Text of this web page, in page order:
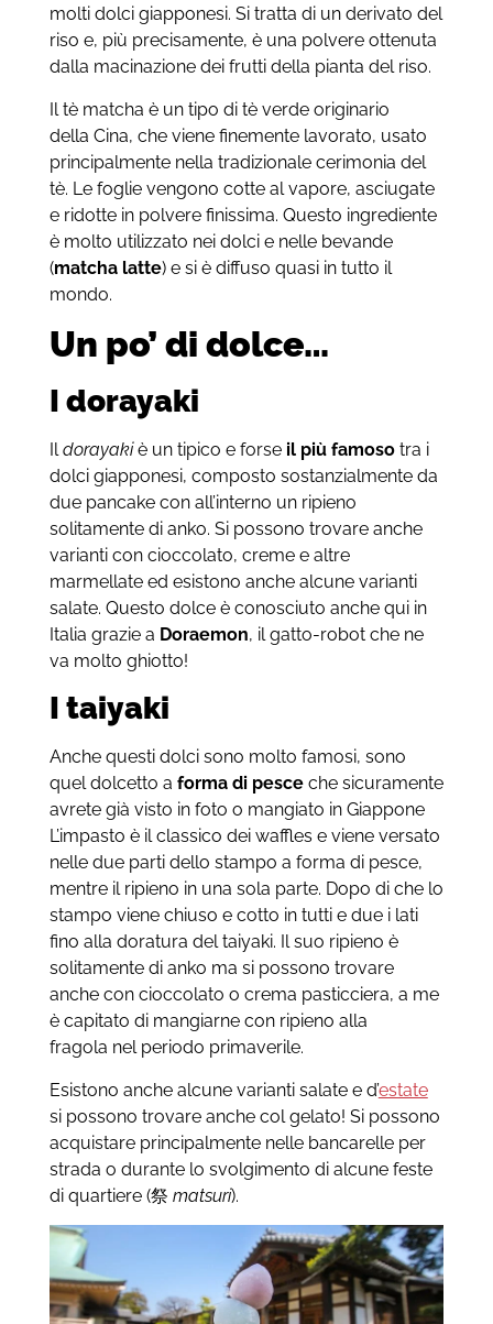
molti dolci giapponesi. Si tratta di un derivato del
riso e, più precisamente, è una polvere ottenuta
dalla macinazione dei frutti della pianta del riso.
Il tè matcha è un tipo di tè verde originario
della Cina, che viene finemente lavorato, usato
principalmente nella tradizionale cerimonia del
tè. Le foglie vengono cotte al vapore, asciugate
e ridotte in polvere finissima. Questo ingrediente
è molto utilizzato nei dolci e nelle bevande
(matcha latte) e si è diffuso quasi in tutto il
mondo.
Un po’ di dolce…
I dorayaki
Ildorayakiè un tipico e forse il più famosotra i
dolci giapponesi, composto sostanzialmente da
due pancake con all’interno un ripieno
solitamente di anko. Si possono trovare anche
varianti con cioccolato, creme e altre
marmellate ed esistono anche alcune varianti
salate. Questo dolce è conosciuto anche qui in
Italia grazie a Doraemon, il gatto-robot che ne
va molto ghiotto!
I taiyaki
Anche questi dolci sono molto famosi, sono
quel dolcetto a forma di pesceche sicuramente
avrete già visto in foto o mangiato in Giappone
L’impasto è il classico dei waffles e viene versato
nelle due parti dello stampo a forma di pesce,
mentre il ripieno in una sola parte. Dopo di che lo
stampo viene chiuso e cotto in tutti e due i lati
fino alla doratura del taiyaki. Il suo ripieno è
solitamente di anko ma si possono trovare
anche con cioccolato o crema pasticciera, a me
è capitato di mangiarne con ripieno alla
fragola nel periodo primaverile.
Esistono anche alcune varianti salate e d’estate
si possono trovare anche col gelato! Si possono
acquistare principalmente nelle bancarelle per
strada o durante lo svolgimento di alcune feste
di quartiere (祭 matsuri).